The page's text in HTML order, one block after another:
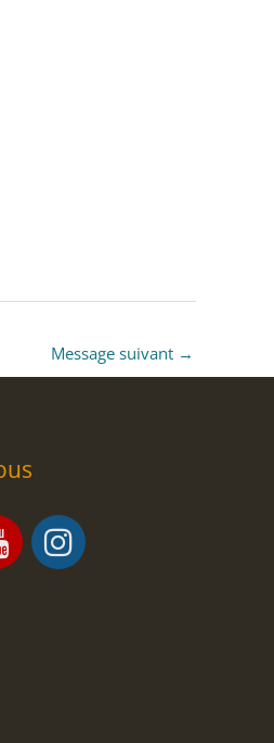
Message suivant →